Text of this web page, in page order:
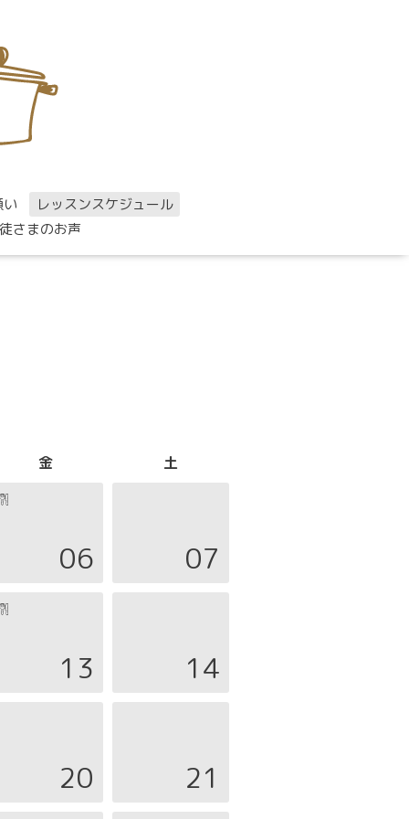
レッスンスケジュール
さまのお声
金 土
06 07
13 14
20 21